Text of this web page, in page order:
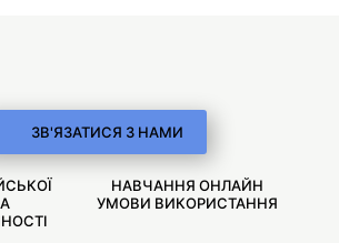
ЗВ'ЯЗАТИСЯ З НАМИ
НАВЧАННЯ ОНЛАЙН
УМОВИ ВИКОРИСТАННЯ